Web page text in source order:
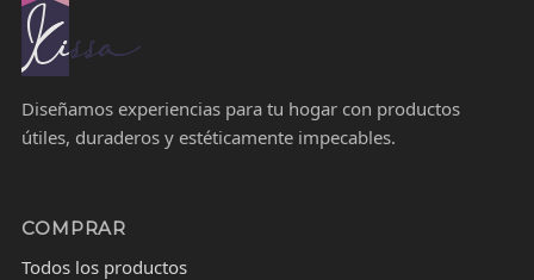
Diseñamos experiencias para tu hogar con productos
útiles, duraderos y estéticamente impecables.
COMPRAR
Todos los productos